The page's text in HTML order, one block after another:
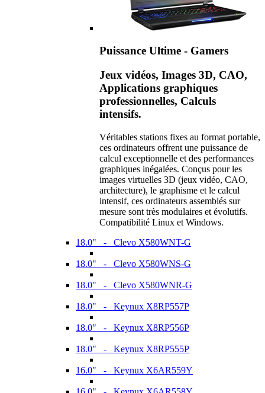
Puissance Ultime - Gamers
Jeux vidéos, Images 3D, CAO,
Applications graphiques
professionnelles, Calculs
intensifs.
Véritables stations fixes au format portable,
ces ordinateurs offrent une puissance de
calcul exceptionnelle et des performances
graphiques inégalées. Conçus pour les
images virtuelles 3D (jeux vidéo, CAO,
architecture), le graphisme et le calcul
intensif, ces ordinateurs assemblés sur
mesure sont très modulaires et évolutifs.
Compatibilité Linux et Windows.
18.0" - Clevo X580WNT-G
18.0" - Clevo X580WNS-G
18.0" - Clevo X580WNR-G
18.0" - Keynux X8RP557P
18.0" - Keynux X8RP556P
18.0" - Keynux X8RP555P
16.0" - Keynux X6AR559Y